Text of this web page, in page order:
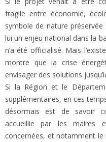
fragile entre économie,
symbole de nature
lui un enjeu national dans la
n’a été officialisé. Mais
montre que la crise
envisager des solutions
Si la Région et le
supplémentaires, en ces
désormais est de savoir
accueillie par les maires
concernées, et notamment